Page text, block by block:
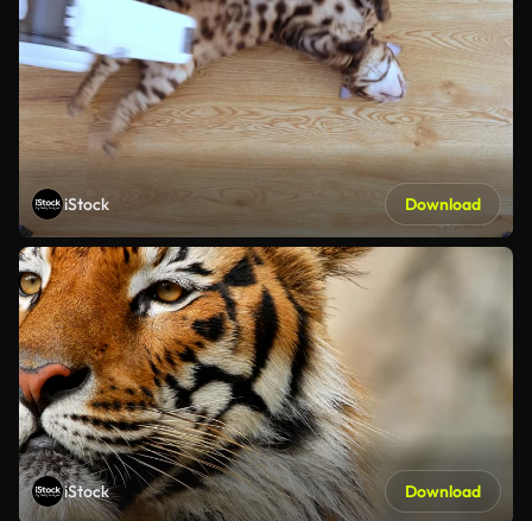
iStock Download
iStock Download